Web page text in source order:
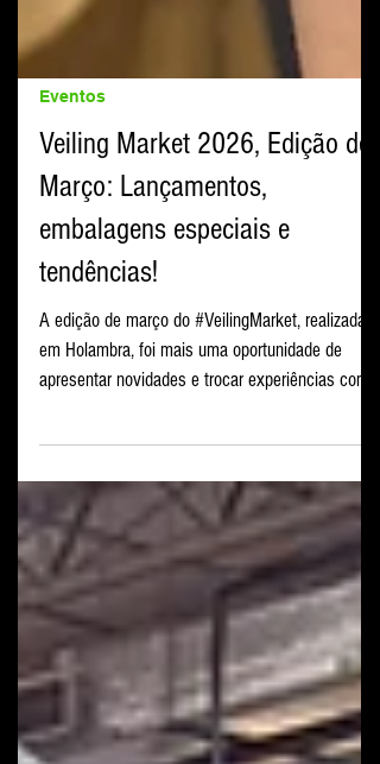
Eventos
Veiling Market 2026, Edição de
Março: Lançamentos,
embalagens especiais e
tendências!
A edição de março do #VeilingMarket, realizada
ornamentais. No stand da Terra Viva, os
visitantes puderam conhecer de perto alguns dos
lançamentos mais recentes da empresa. Entre
eles estava o #AntúrioFlame, que chamou a
atenção pela coloração intensa e presença
marcante, além da #BroméliaTropicaly, que trouxe
ainda mais tropicalidade e diversida